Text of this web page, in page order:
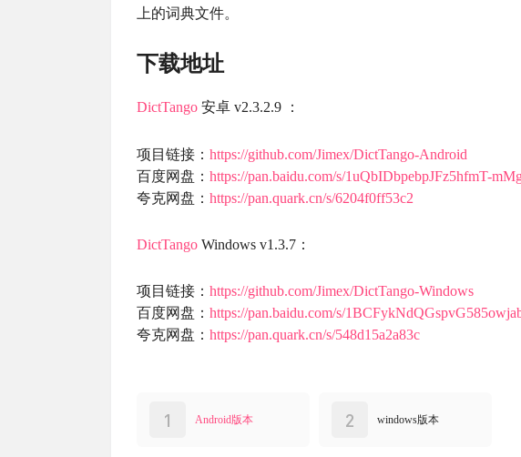
上的词典文件。
下载地址
DictTango 安卓 v2.3.2.9 ：
项目链接： https://github.com/Jimex/DictTango-Android
百度网盘： https://pan.baidu.com/s/1uQbIDbpebpJFz5hfmT-
夸克网盘： https://pan.quark.cn/s/6204f0ff53c2
DictTango Windows v1.3.7：
项目链接： https://github.com/Jimex/DictTango-Windows
百度网盘： https://pan.baidu.com/s/
夸克网盘： https://pan.quark.cn/s/548d15a2a83c
Android版本
1 windows版本
2